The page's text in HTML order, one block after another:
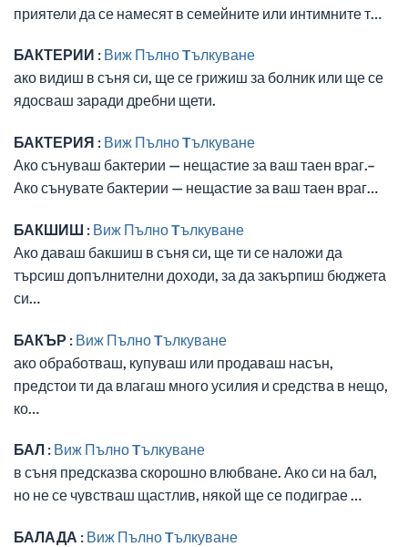
приятели да се намесят в семейните или интимните т…
БАКТЕРИИ : Виж Пълно Tълкуване
ако видиш в съня си, ще се грижиш за болник или ще се
ядосваш заради дребни щети.
БАКТЕРИЯ : Виж Пълно Tълкуване
Ако сънуваш бактерии — нещастие за ваш таен враг.–
Ако сънувате бактерии — нещастие за ваш таен враг…
БАКШИШ : Виж Пълно Tълкуване
Ако даваш бакшиш в съня си, ще ти се наложи да
търсиш допълнителни доходи, за да закърпиш бюджета
си…
БАКЪР : Виж Пълно Tълкуване
ако обработваш, купуваш или продаваш насън,
предстои ти да влагаш много усилия и средства в нещо,
ко…
БАЛ : Виж Пълно Tълкуване
в съня предсказва скорошно влюбване. Ако си на бал,
но не се чувстваш щастлив, някой ще се подиграе …
БАЛАДА : Виж Пълно Tълкуване